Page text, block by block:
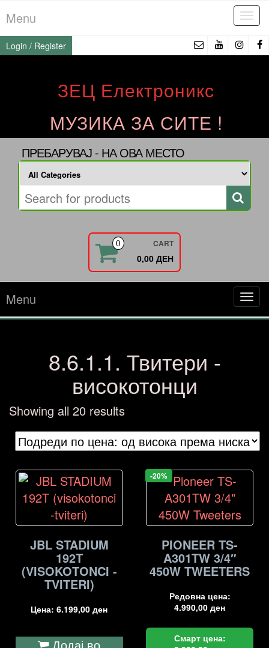
to
the
content
Menu
Login / Register
ЗЕЦ Електроникс
МУЗИКА ЗА СИТЕ !
ПРЕБАРУВАЈ - НА ОВА МЕСТО
0 CART
0,00 ДЕН
Menu
8.6.1.1. Твитери -
високотонци
Showing all 20 resultsSorted
by
price:
JBL STADIUM
192T
(VISOKOTONCI -
TVITERI)
Цена:6.199,00ден
-20%
PIONEER TS-
A301TW 3/4″
450W TWEETERS
Редовна цена:
4.990,00ден
Смарт цена: